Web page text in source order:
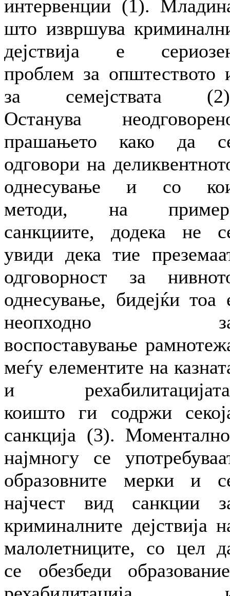
интервенции (1).
што извршува
дејствија е
проблем за општеството
за семејствата
Останува
прашањето како да
одговори на
однесување и со
методи, на
санкциите, додека не
увиди дека тие
одговорност за
однесување, бидејќи тоа
неопходно
воспоставување
меѓу елементите на
и
коишто ги содржи
санкција (3).
најмногу се
образовните мерки и
најчест вид санкции
криминалните дејствија
малолетниците, со цел
се обезбеди